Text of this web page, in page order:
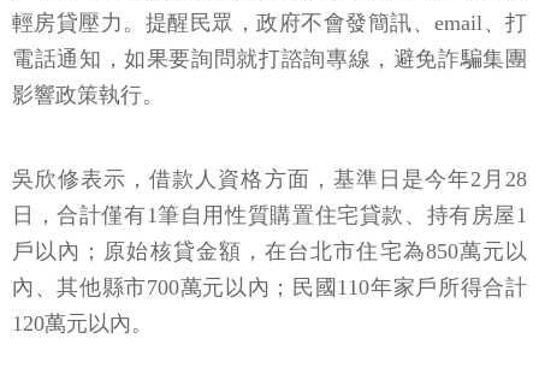
輕房貸壓力。提醒民眾，政府不會發簡訊、email、打
電話通知，如果要詢問就打諮詢專線，避免詐騙集團
影響政策執行。
吳欣修表示，借款人資格方面，基準日是今年2月28
日，合計僅有1筆自用性質購置住宅貸款、持有房屋1
戶以內；原始核貸金額，在台北市住宅為850萬元以
內、其他縣市700萬元以內；民國110年家戶所得合計
120萬元以內。